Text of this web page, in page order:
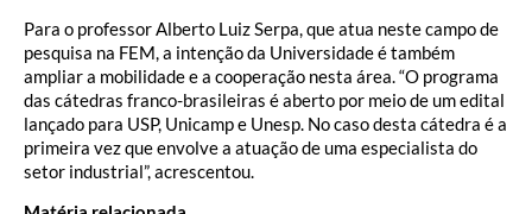
Para o professor Alberto Luiz Serpa, que atua neste campo de
pesquisa na FEM, a intenção da Universidade é também
ampliar a mobilidade e a cooperação nesta área. “O programa
das cátedras franco-brasileiras é aberto por meio de um edital
lançado para USP, Unicamp e Unesp. No caso desta cátedra é a
primeira vez que envolve a atuação de uma especialista do
setor industrial”, acrescentou.